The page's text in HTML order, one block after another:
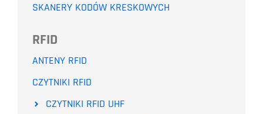
SKANERY KODÓW KRESKOWYCH
RFID
ANTENY RFID
CZYTNIKI RFID
CZYTNIKI RFID UHF